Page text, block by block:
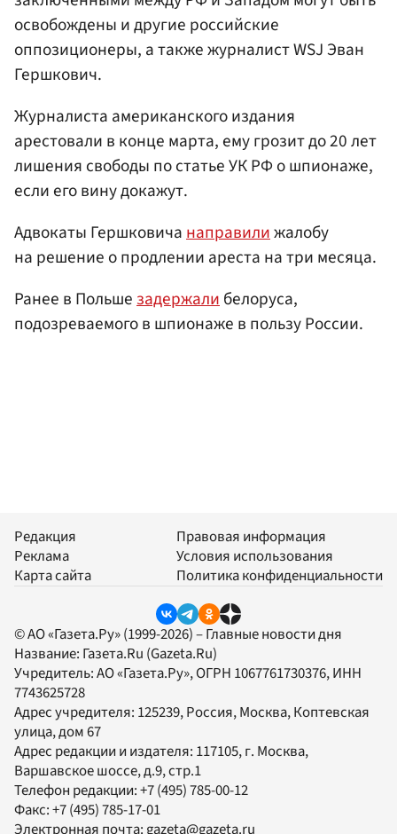
освобождены и другие российские
оппозиционеры, а также журналист WSJ Эван
Гершкович.
Журналиста американского издания
арестовали в конце марта, ему грозит до 20 лет
лишения свободы по статье УК РФ о шпионаже,
если его вину докажут.
Адвокаты Гершковичанаправилижалобу
на решение о продлении ареста на три месяца.
Ранее в Польшезадержалибелоруса,
подозреваемого в шпионаже в пользу России.
Редакция
Реклама
Карта сайта
Правовая информация
Условия использования
Политика конфиденциальности
© АО «Газета.Ру» (1999-2026) – Главные новости дня
Название: Газета.Ru (Gazeta.Ru)
Учредитель:АО «Газета.Ру», ОГРН 1067761730376, ИНН
7743625728
Адрес учредителя: 125239, Россия, Москва, Коптевская
улица, дом 67
Адрес редакции и издателя: 117105, г. Москва,
Варшавское шоссе, д.9, стр.1
Телефон редакции:+7 (495) 785-00-12
Факс:+7 (495) 785-17-01
Электронная почта: gazeta@gazeta.ru